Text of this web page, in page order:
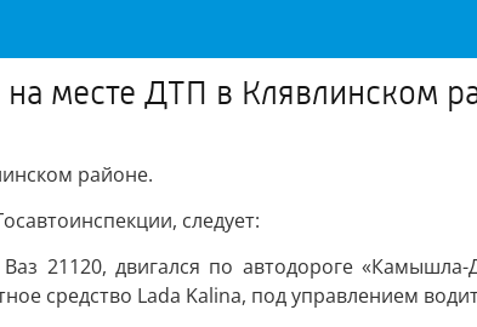
на месте ДТП в Клявлинском
районе.
следует:
21120, двигался по автодороге
средство Lada Kalina, под управлением